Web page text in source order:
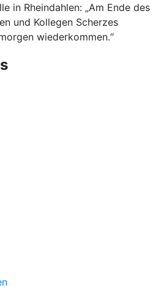
in Rheindahlen: „Am Ende des
und Kollegen Scherzes
wiederkommen.“